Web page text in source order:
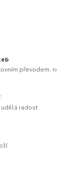
převodem,
udělá radost